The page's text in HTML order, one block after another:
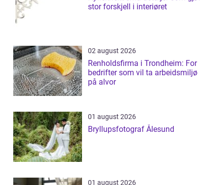
stor forskjell i interiøret
02 august 2026
Renholdsfirma i Trondheim: For
bedrifter som vil ta arbeidsmiljø
på alvor
01 august 2026
Bryllupsfotograf Ålesund
01 august 2026